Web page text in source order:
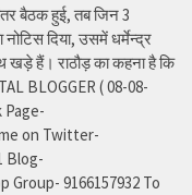
बैठक हुई, तब जिन 3
दिया, उसमें धर्मेन्द्र
खड़े हैं। राठौड़ का कहना है कि
BLOGGER ( 08-08-
on Twitter-
Blog-
9166157932 To